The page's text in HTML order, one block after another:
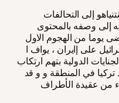
عام ٢٠٢٦ ، دعا نتنياهو إلى التحالفات
إلى وصفه بالمحتوى
يوما من الهجوم الاول
على إايران ، يواف ا
الدولية بتهم ارتكاب
في المنطقة و و قد
من عقيدة الأطراف